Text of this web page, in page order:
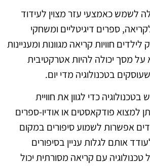
לשמש כאמצעי עזר מצוין לעידוד
ספרים דיגיטליים ומשחקי
חוויות קריאה מגוונות ומעניינות
על מסך יכולה להיות אטרקטיבית
בטכנולוגיה מדי יום.
כדי לגוון את חוויית
למצוא פודקאסטים או אודיו-ספרים
אפשרות לשמוע סיפורים במקום
אותם לגלות עניין בסיפורים
טכנולוגיה עם קריאה מסורתית יכול